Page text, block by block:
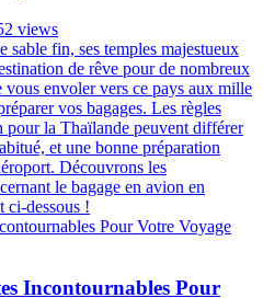
views
sable fin, ses temples majestueux
de rêve pour de nombreux
envoler vers ce pays aux mille
vos bagages. Les règles
pour la Thaïlande peuvent différer
et une bonne préparation
Découvrons les
le bagage en avion en
ci-dessous !
Incontournables Pour